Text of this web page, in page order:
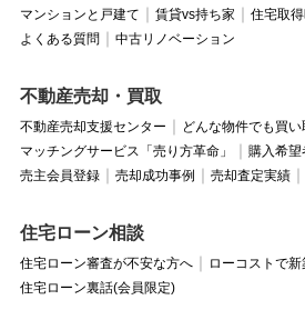
マンションと戸建て
賃貸vs持ち家
住宅取
よくある質問
中古リノベーション
不動産売却・買取
不動産売却支援センター
どんな物件でも買
マッチングサービス「売り方革命」
購入希望
売主会員登録
売却成功事例 売却査定実績
住宅ローン相談
住宅ローン審査が不安な方へ
ローコストで
住宅ローン裏話(会員限定)